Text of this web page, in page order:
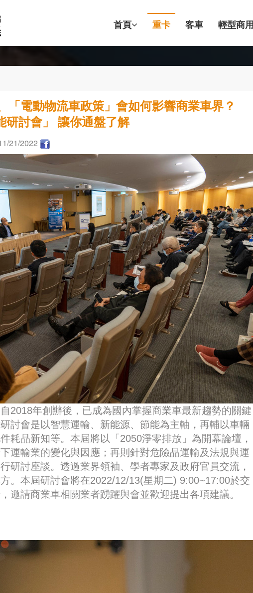
首頁 重卡 客車 輕型商用
「電動物流車政策」會如何影響商業車界？
研討會」 讓你通盤了解
21/2022
2018年創辦後，已成為國內掌握商業車最新趨勢的關鍵
討會是以智慧運輸、新能源、節能為主軸，再輔以車輛
耗品新知等。本屆將以「2050淨零排放」為開幕論壇，
運輸業的變化與因應；再則針對危險品運輸及法規與運
研討座談。透過業界領袖、學者專家及政府官員交流，
。本屆研討會將在2022/12/13(星期二) 9:00~17:00於交
邀請商業車相關業者踴躍與會並歡迎提出各項建議。